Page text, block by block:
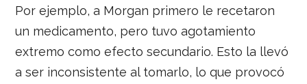
Por ejemplo, a Morgan primero le recetaron
un medicamento, pero tuvo agotamiento
extremo como efecto secundario. Esto la llevó
a ser inconsistente al tomarlo, lo que provocó